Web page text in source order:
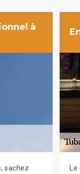
à
sachez
Le